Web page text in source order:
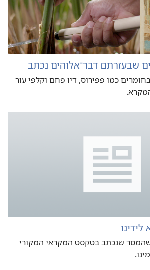
שבעזרתם דבר־אלוהים נכתב
כמו פפירוס,‏ דיו פחם וקלפי עור
שהמסר שנכתב בטקסט המקראי המקורי